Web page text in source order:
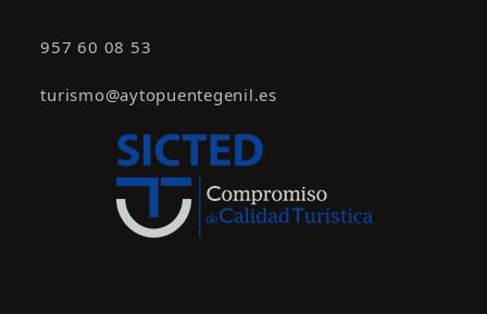
957 60 08 53
turismo@aytopuentegenil.es